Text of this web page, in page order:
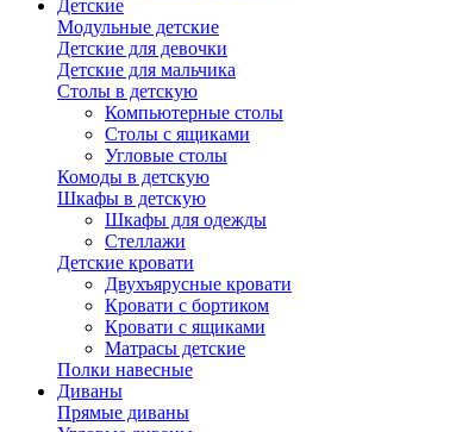
Детские
Модульные детские
Детские для девочки
Детские для мальчика
Столы в детскую
Компьютерные столы
Столы с ящиками
Угловые столы
Комоды в детскую
Шкафы в детскую
Шкафы для одежды
Стеллажи
Детские кровати
Двухъярусные кровати
Кровати с бортиком
Кровати с ящиками
Матрасы детские
Полки навесные
Диваны
Прямые диваны